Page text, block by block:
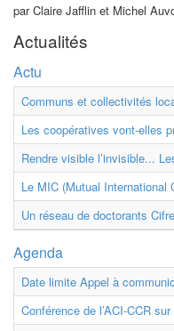
par Claire Jafflin et Michel
Actualités
Actu
Communs et collectivités
Les coopératives vont-elles
Rendre visible l’invisible...
Le MIC (Mutual International
Un réseau de doctorants
Agenda
Date limite Appel à
Conférence de l’ACI-CCR